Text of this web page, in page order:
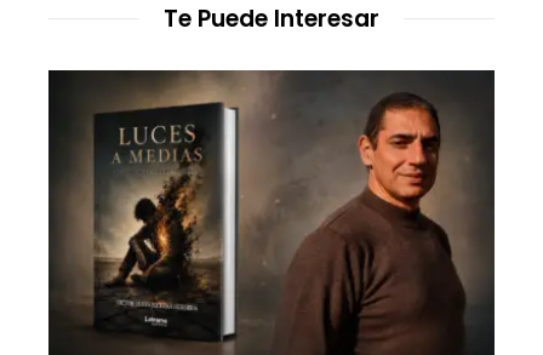
Te Puede Interesar